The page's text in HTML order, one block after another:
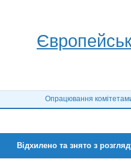
Опрацювання
Відхилено та знято з